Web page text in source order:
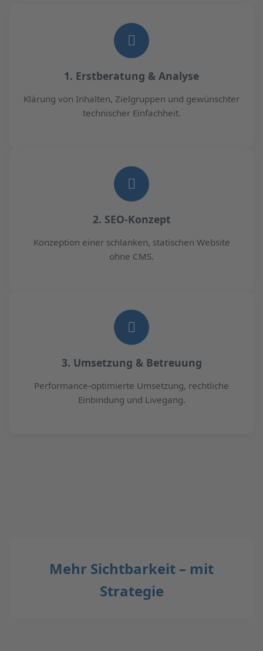
1. Erstberatung & Analyse
Klärung von Inhalten, Zielgruppen und gewünschter
technischer Einfachheit.
2. SEO-Konzept
Konzeption einer schlanken, statischen Website
ohne CMS.
3. Umsetzung & Betreuung
Performance-optimierte Umsetzung, rechtliche
Einbindung und Livegang.
Mehr Sichtbarkeit – mit
Strategie